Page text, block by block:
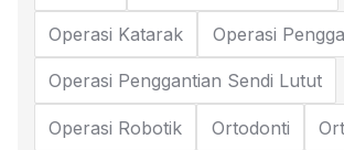
Operasi Katarak Operasi
Operasi Penggantian Sendi Lutut
Operasi Robotik Ortodonti